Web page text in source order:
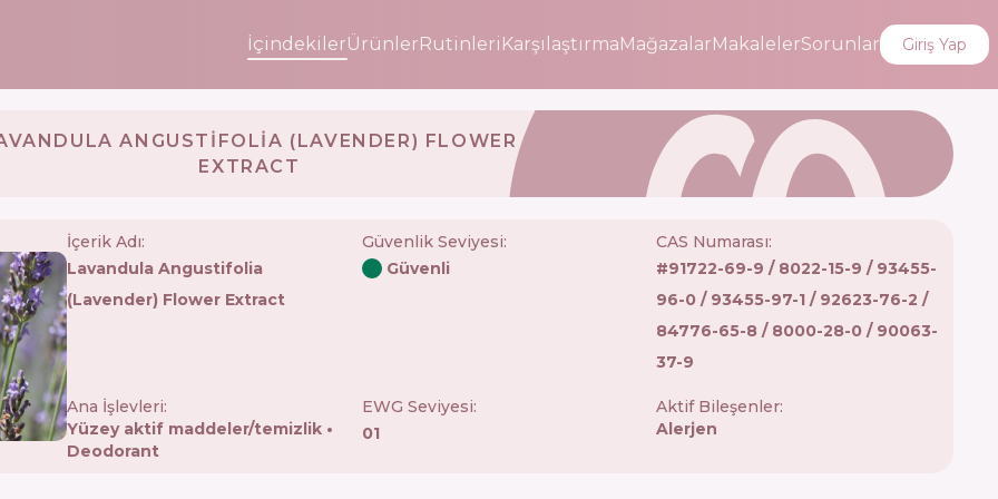
İçindekilerÜrünlerRutinleri KarşılaştırmaMağazalarMakalelerSorunlar Giriş Yap
ANGUSTIFOLIA (LAVENDER) FLOWER
EXTRACT
İçerik Adı:
Lavandula Angustifolia
(lavender) Flower Extract
Güvenlik Seviyesi:
Güvenli
CAS Numarası:
#91722-69-9 / 8022-15-9 / 93455-
96-0 / 93455-97-1 / 92623-76-2 /
84776-65-8 / 8000-28-0 / 90063-
37-9
Ana İşlevleri:
Yüzey aktif maddeler/temizlik
Deodorant
EWG Seviyesi:
01
Aktif Bileşenler:
Alerjen